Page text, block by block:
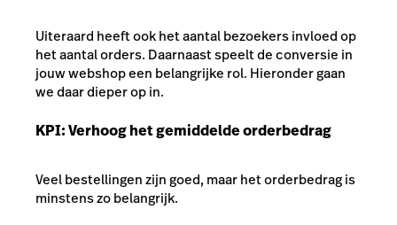
Uiteraard heeft ook het aantal bezoekers invloed op
het aantal orders. Daarnaast speelt de conversie in
jouw webshop een belangrijke rol. Hieronder gaan
we daar dieper op in.
KPI: Verhoog het gemiddelde orderbedrag
Veel bestellingen zijn goed, maar het orderbedrag is
minstens zo belangrijk.